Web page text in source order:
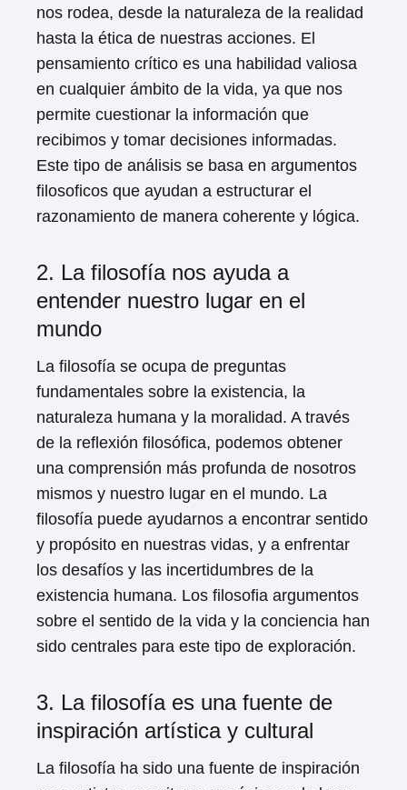
nos rodea, desde la naturaleza de la realidad
hasta la ética de nuestras acciones. El
pensamiento crítico es una habilidad valiosa
en cualquier ámbito de la vida, ya que nos
permite cuestionar la información que
recibimos y tomar decisiones informadas.
Este tipo de análisis se basa en argumentos
filosoficos que ayudan a estructurar el
razonamiento de manera coherente y lógica.
2. La filosofía nos ayuda a
entender nuestro lugar en el
mundo
La filosofía se ocupa de preguntas
fundamentales sobre la existencia, la
naturaleza humana y la moralidad. A través
de la reflexión filosófica, podemos obtener
una comprensión más profunda de nosotros
mismos y nuestro lugar en el mundo. La
filosofía puede ayudarnos a encontrar sentido
y propósito en nuestras vidas, y a enfrentar
los desafíos y las incertidumbres de la
existencia humana. Los filosofia argumentos
sobre el sentido de la vida y la conciencia han
sido centrales para este tipo de exploración.
3. La filosofía es una fuente de
inspiración artística y cultural
La filosofía ha sido una fuente de inspiración